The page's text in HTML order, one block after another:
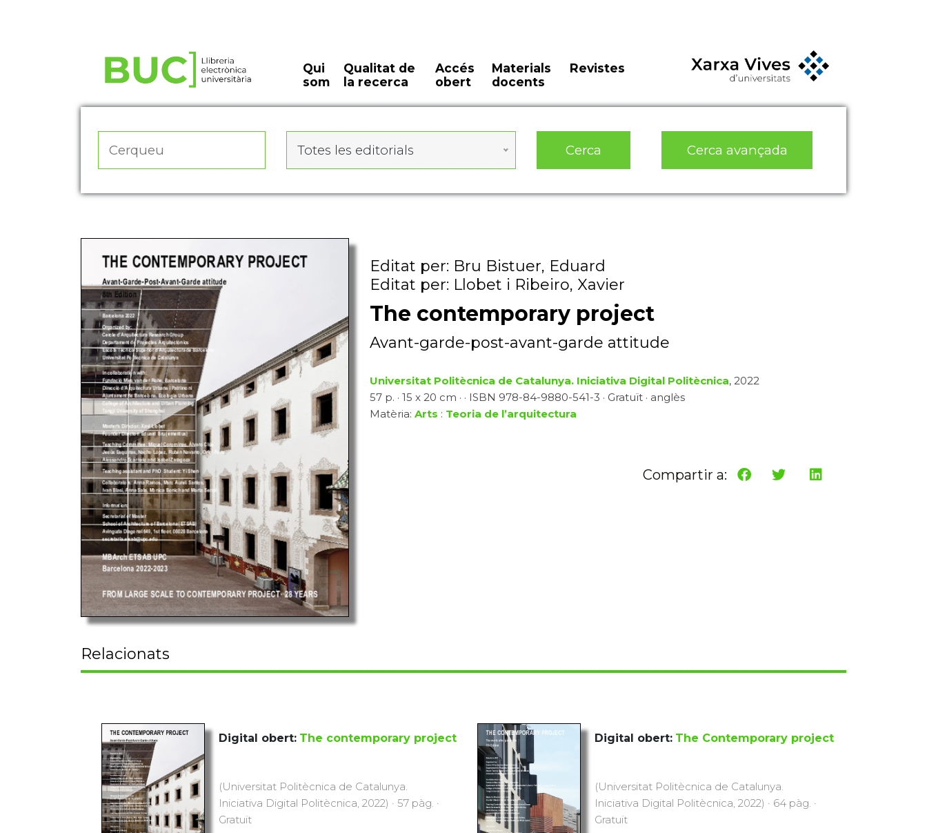
Qui
som
Qualitat de
la recerca
Accés
obert
Materials
docents
Revistes
Totes les editorials Cerca Cerca avançada
Editat per: Bru Bistuer, Eduard
Editat per: Llobet i Ribeiro, Xavier
The contemporary project
Avant-garde-post-avant-garde attitude
Universitat Politècnica de Catalunya. Iniciativa Digital Politècnica, 2022
57 p. · 15 x 20 cm · · ISBN 978-84-9880-541-3 · Gratuït · anglès
Matèria: Arts : Teoria de l’arquitectura
Compartir a:
Relacionats
Digital obert: The contemporary project
(Universitat Politècnica de Catalunya.
Iniciativa Digital Politècnica, 2022) · 57 pàg. ·
Gratuït
Digital obert: The Contemporary project
(Universitat Politècnica de Catalunya.
Iniciativa Digital Politècnica, 2022) · 64 pàg. ·
Gratuït